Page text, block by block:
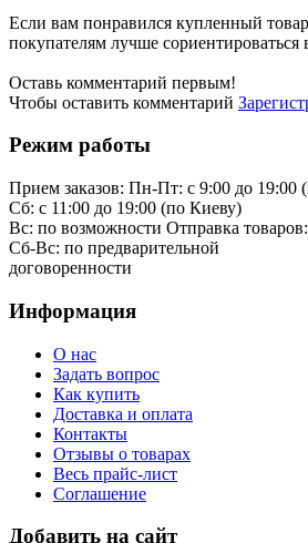
Если вам понравился купленный
покупателям лучше
Оставь комментарий первым!
Чтобы оставить комментарий
Режим работы
Прием заказов: Пн-Пт: с 9:00 до 19:00
Cб: с 11:00 до 19:00 (по Киеву)
Вс: по возможности Отправка товаров:
Cб-Вс: по предварительной
договоренности
Информация
О нас
Задать вопрос
Как купить
Доставка и оплата
Контакты
Отзывы о товарах
Весь прайс-лист
Соглашение
Добавить на сайт